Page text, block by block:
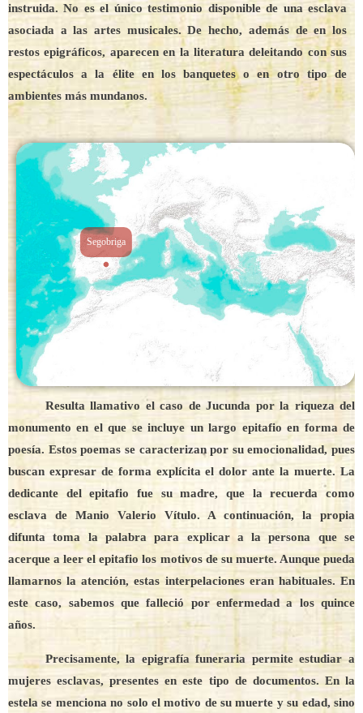
instruida. No es el único testimonio disponible de una esclava
asociada a las artes musicales. De hecho, además de en los
restos epigráficos, aparecen en la literatura deleitando con sus
espectáculos a la élite en los banquetes o en otro tipo de
ambientes más mundanos.
Segobriga
Resulta llamativo el caso de Jucunda por la riqueza del
monumento en el que se incluye un largo epitafio en forma de
poesía. Estos poemas se caracterizan por su emocionalidad, pues
buscan expresar de forma explícita el dolor ante la muerte. La
dedicante del epitafio fue su madre, que la recuerda como
esclava de Manio Valerio Vítulo. A continuación, la propia
difunta toma la palabra para explicar a la persona que se
acerque a leer el epitafio los motivos de su muerte. Aunque pueda
llamarnos la atención, estas interpelaciones eran habituales. En
este caso, sabemos que falleció por enfermedad a los quince
años.
Precisamente, la epigrafía funeraria permite estudiar a
mujeres esclavas, presentes en este tipo de documentos. En la
estela se menciona no solo el motivo de su muerte y su edad, sino